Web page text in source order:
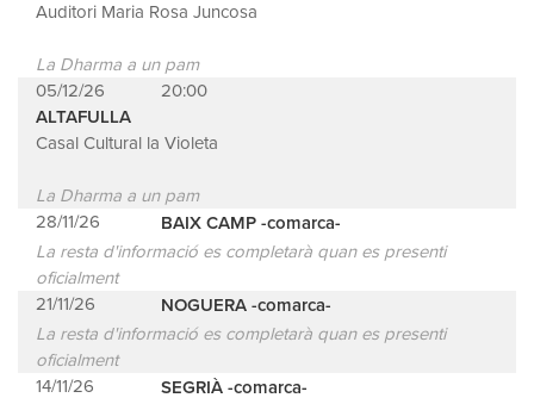
Auditori Maria Rosa Juncosa
La Dharma a un pam
05/12/26
20:00
ALTAFULLA
Casal Cultural la Violeta
La Dharma a un pam
28/11/26
BAIX CAMP -comarca-
La resta d'informació es completarà quan es presenti
oficialment
21/11/26
NOGUERA -comarca-
La resta d'informació es completarà quan es presenti
oficialment
14/11/26
SEGRIÀ -comarca-